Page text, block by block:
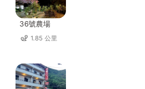
36號農場
1.85 公里